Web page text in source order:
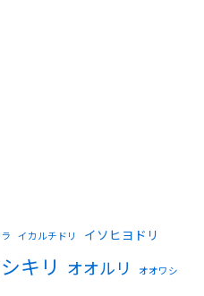
イカルチドリ イソヒヨドリ
キリ オオルリ オオワシ